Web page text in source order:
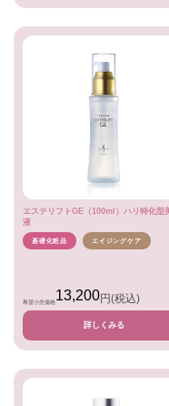
エステリフトGE（100ml）ハリ特化型
液
基礎化粧品 エイジングケア
希望小売価格13,200円(税込)
詳しくみる